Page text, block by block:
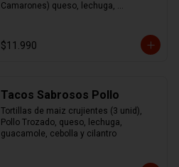
Camarones) queso, lechuga,
$11.990
Tacos Sabrosos Pollo
Tortillas de maiz crujientes (3 unid),
Pollo Trozado, queso, lechuga,
guacamole, cebolla y cilantro